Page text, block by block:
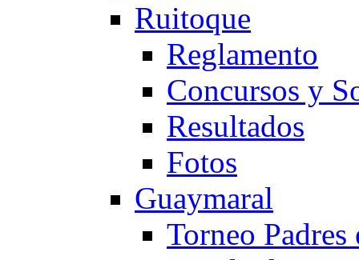
Ruitoque
Reglamento
Concursos y
Resultados
Fotos
Guaymaral
Torneo